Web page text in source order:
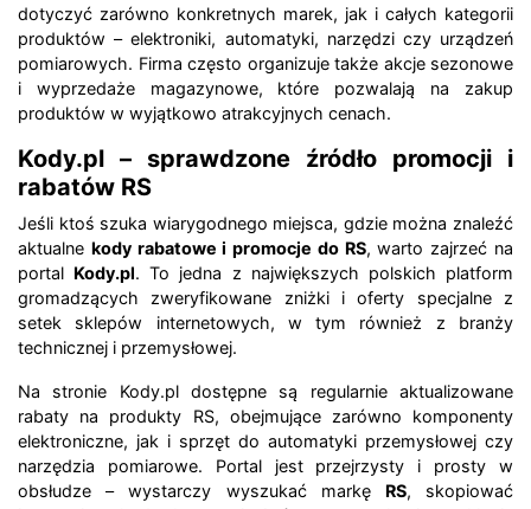
dotyczyć zarówno konkretnych marek, jak i całych kategorii
produktów – elektroniki, automatyki, narzędzi czy urządzeń
pomiarowych. Firma często organizuje także akcje sezonowe
i wyprzedaże magazynowe, które pozwalają na zakup
produktów w wyjątkowo atrakcyjnych cenach.
Kody.pl – sprawdzone źródło promocji i
rabatów RS
Jeśli ktoś szuka wiarygodnego miejsca, gdzie można znaleźć
aktualne kody rabatowe i promocje do RS, warto zajrzeć na
portal Kody.pl. To jedna z największych polskich platform
gromadzących zweryfikowane zniżki i oferty specjalne z
setek sklepów internetowych, w tym również z branży
technicznej i przemysłowej.
Na stronie Kody.pl dostępne są regularnie aktualizowane
rabaty na produkty RS, obejmujące zarówno komponenty
elektroniczne, jak i sprzęt do automatyki przemysłowej czy
narzędzia pomiarowe. Portal jest przejrzysty i prosty w
obsłudze – wystarczy wyszukać markę RS, skopiować